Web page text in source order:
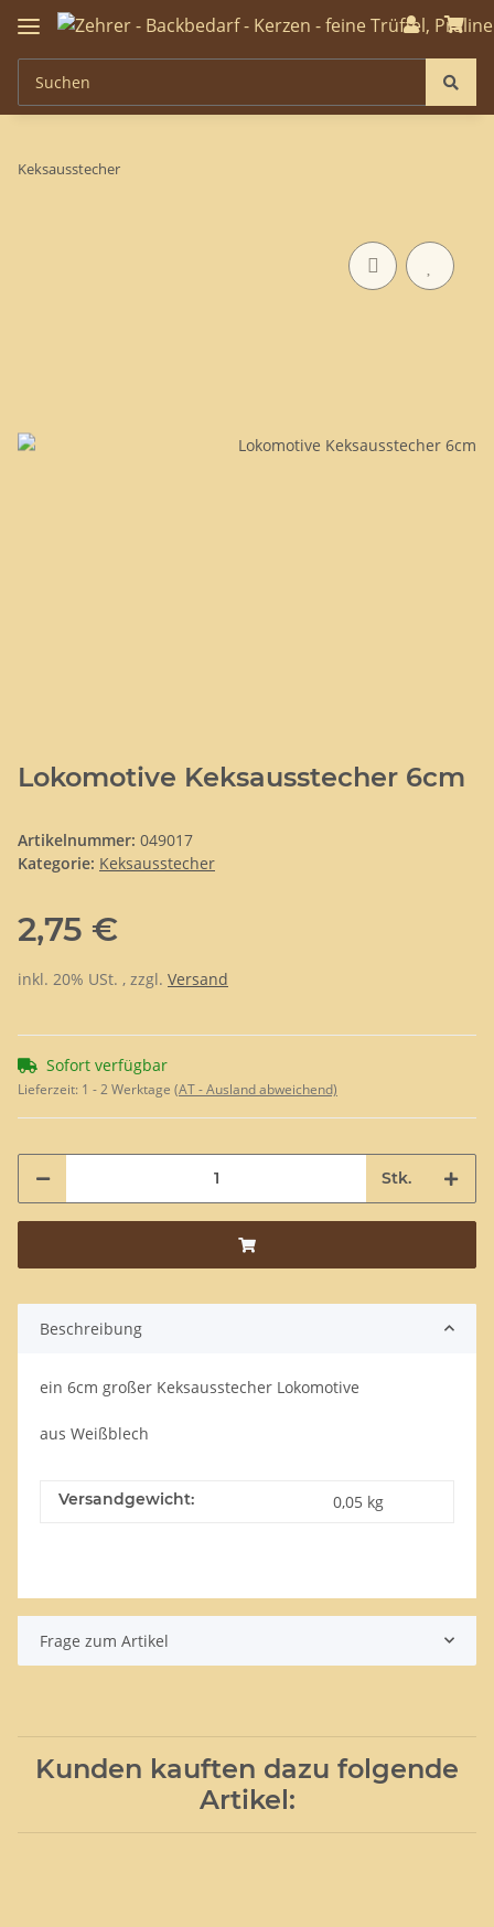
Keksausstecher
Lokomotive Keksausstecher 6cm
Artikelnummer: 049017
Kategorie: Keksausstecher
2,75 €
inkl. 20% USt. , zzgl. Versand
Sofort verfügbar
Lieferzeit: 1 - 2 Werktage (AT - Ausland abweichend)
Stk.
Beschreibung
ein 6cm großer Keksausstecher Lokomotive
aus Weißblech
Versandgewicht: 0,05 kg
Frage zum Artikel
Kunden kauften dazu folgende
Artikel: